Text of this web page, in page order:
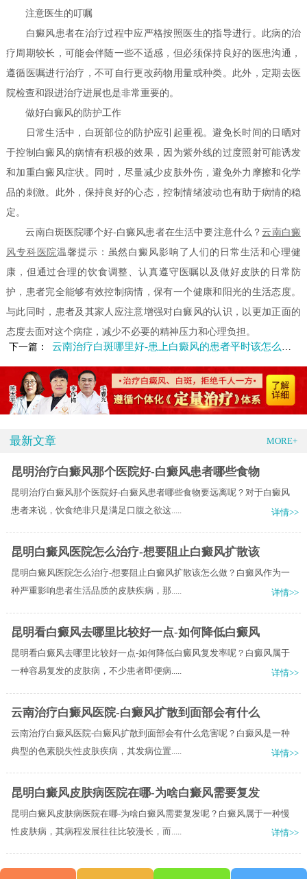
注意医生的叮嘱
白癜风患者在治疗过程中应严格按照医生的指导进行。此病的治
疗周期较长，可能会伴随一些不适感，但必须保持良好的医患沟通，
遵循医嘱进行治疗，不可自行更改药物用量或种类。此外，定期去医
院检查和跟进治疗进展也是非常重要的。
做好白癜风的防护工作
日常生活中，白斑部位的防护应引起重视。避免长时间的日晒对
于控制白癜风的病情有积极的效果，因为紫外线的过度照射可能诱发
和加重白癜风症状。同时，尽量减少皮肤外伤，避免外力摩擦和化学
品的刺激。此外，保持良好的心态，控制情绪波动也有助于病情的稳
定。
云南白斑医院哪个好-白癜风患者在生活中要注意什么？云南白癜
风专科医院温馨提示：虽然白癜风影响了人们的日常生活和心理健
康，但通过合理的饮食调整、认真遵守医嘱以及做好皮肤的日常防
护，患者完全能够有效控制病情，保有一个健康和阳光的生活态度。
与此同时，患者及其家人应注意增强对白癜风的认识，以更加正面的
态度去面对这个病症，减少不必要的精神压力和心理负担。
下一篇：
云南治疗白斑哪里好-患上白癜风的患者平时该怎么护理
最新文章 MORE+
昆明治疗白癜风那个医院好-白癜风患者哪些食物
昆明治疗白癜风那个医院好-白癜风患者哪些食物要远离呢？对于白癜风
患者来说，饮食绝非只是满足口腹之欲这.....
详情>>
昆明白癜风医院怎么治疗-想要阻止白癜风扩散该
昆明白癜风医院怎么治疗-想要阻止白癜风扩散该怎么做？白癜风作为一
种严重影响患者生活品质的皮肤疾病，那.....
详情>>
昆明看白癜风去哪里比较好一点-如何降低白癜风
昆明看白癜风去哪里比较好一点-如何降低白癜风复发率呢？白癜风属于
一种容易复发的皮肤病，不少患者即便病.....
详情>>
云南治疗白癜风医院-白癜风扩散到面部会有什么
云南治疗白癜风医院-白癜风扩散到面部会有什么危害呢？白癜风是一种
典型的色素脱失性皮肤疾病，其发病位置.....
详情>>
昆明白癜风皮肤病医院在哪-为啥白癜风需要复发
昆明白癜风皮肤病医院在哪-为啥白癜风需要复发呢？白癜风属于一种慢
性皮肤病，其病程发展往往比较漫长，而.....
详情>>